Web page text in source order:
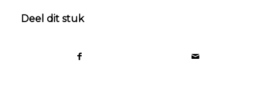
Deel dit stuk